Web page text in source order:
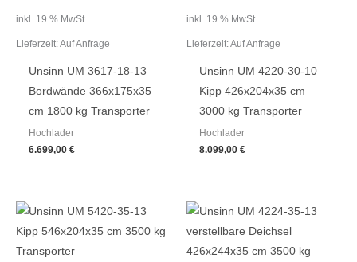
inkl. 19 % MwSt.
Lieferzeit:Auf Anfrage
Unsinn UM 3617-18-13
Bordwände 366x175x35
cm 1800 kg Transporter
Hochlader
6.699,00€
inkl. 19 % MwSt.
Lieferzeit:Auf Anfrage
Unsinn UM 4220-30-10
Kipp 426x204x35 cm
3000 kg Transporter
Hochlader
8.099,00€